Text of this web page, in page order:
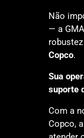
Não
— a
Copco.
Sua
suporte
Com a
Copco,